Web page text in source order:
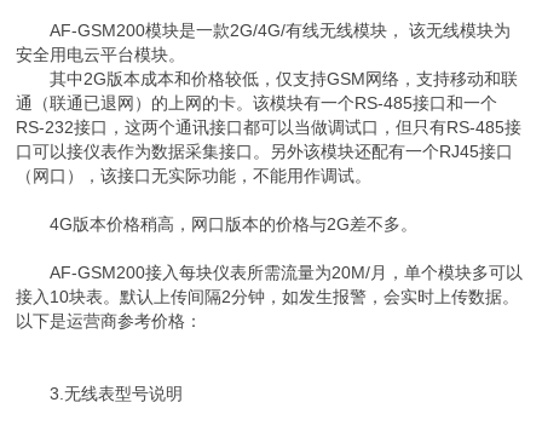
AF-GSM200模块是一款2G/4G/有线无线模块， 该无线模块为
安全用电云平台模块。
其中2G版本成本和价格较低，仅支持GSM网络，支持移动和联
通（联通已退网）的上网的卡。该模块有一个RS-485接口和一个
RS-232接口，这两个通讯接口都可以当做调试口，但只有RS-485接
口可以接仪表作为数据采集接口。另外该模块还配有一个RJ45接口
（网口），该接口无实际功能，不能用作调试。
4G版本价格稍高，网口版本的价格与2G差不多。
AF-GSM200接入每块仪表所需流量为20M/月，单个模块多可以
接入10块表。默认上传间隔2分钟，如发生报警，会实时上传数据。
以下是运营商参考价格：
3.无线表型号说明